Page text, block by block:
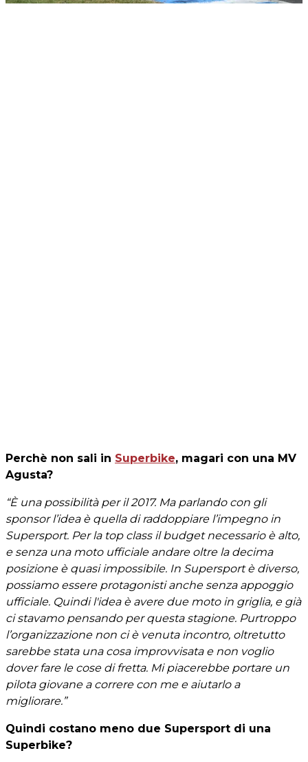
Perchè non sali in Superbike, magari con una MV
Agusta?
“È una possibilità per il 2017. Ma parlando con gli
sponsor l’idea è quella di raddoppiare l’impegno in
Supersport. Per la top class il budget necessario è alto,
e senza una moto ufficiale andare oltre la decima
posizione è quasi impossibile. In Supersport è diverso,
possiamo essere protagonisti anche senza appoggio
ufficiale. Quindi l'idea è avere due moto in griglia, e già
ci stavamo pensando per questa stagione. Purtroppo
l’organizzazione non ci è venuta incontro, oltretutto
sarebbe stata una cosa improvvisata e non voglio
dover fare le cose di fretta. Mi piacerebbe portare un
pilota giovane a correre con me e aiutarlo a
migliorare.”
Quindi costano meno due Supersport di una
Superbike?